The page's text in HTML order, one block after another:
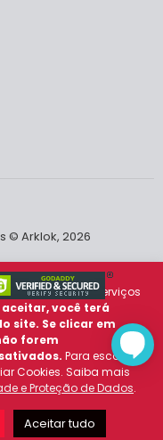
© Arklok, 2026
e prover serviços
aceitar, você terá
site. Se clicar em
forem
Para escolher
Cookies. Saiba mais
e Proteção de Dados.
Aceitar tudo